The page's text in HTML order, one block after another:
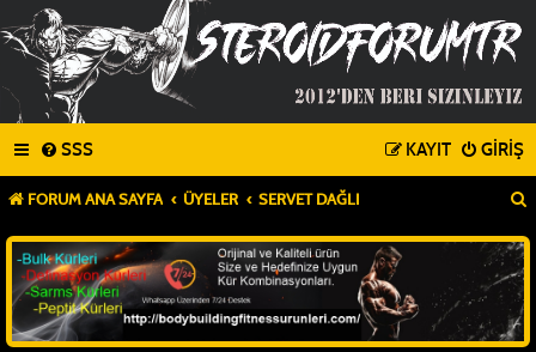
SSS GIRIŞ
KAYIT
FORUM ANA SAYFA ÜYELER SERVET DAĞLI